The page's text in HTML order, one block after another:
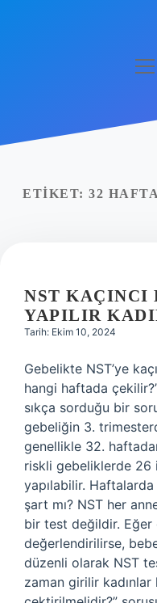
Yasal Uyarı
ETIKET: 32
NST KAÇINCI
YAPILIR
Tarih: Ekim 10, 2024
Gebelikte NST’ye
hangi haftada
sıkça sorduğu bir
gebeliğin 3.
genellikle 32.
riskli gebeliklerde 26
yapılabilir.
şart mı? NST her
bir test değildir. Eğer
değerlendirilirse,
düzenli olarak NST
zaman girilir kadınlar